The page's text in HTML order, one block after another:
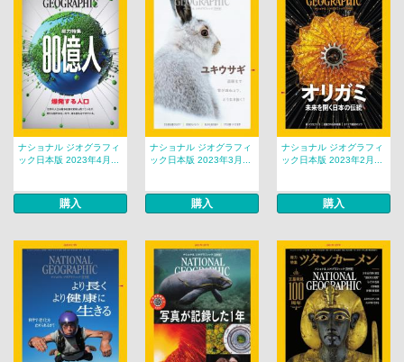
ナショナル ジオグラフィ
ック日本版 2023年4月...
購入
ナショナル ジオグラフィ
ック日本版 2023年3月...
購入
ナショナル ジオグラフィ
ック日本版 2023年2月...
購入